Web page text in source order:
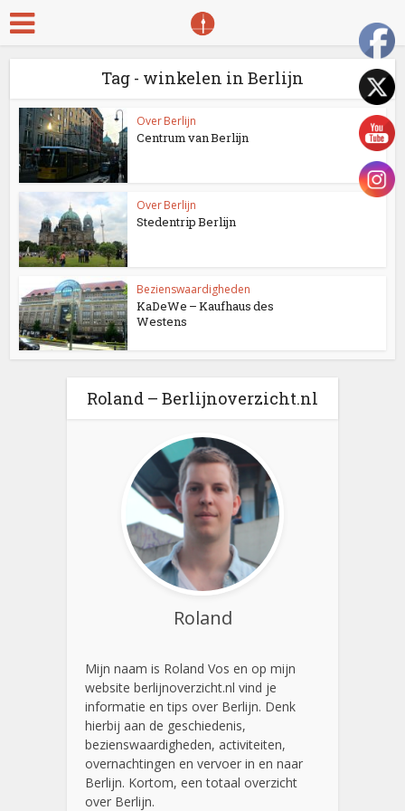
Tag - winkelen in Berlijn
Over Berlijn
Centrum van Berlijn
Over Berlijn
Stedentrip Berlijn
Bezienswaardigheden
KaDeWe – Kaufhaus des
Westens
Roland – Berlijnoverzicht.nl
Roland
Mijn naam is Roland Vos en op mijn
website berlijnoverzicht.nl vind je
informatie en tips over Berlijn. Denk
hierbij aan de geschiedenis,
bezienswaardigheden, activiteiten,
overnachtingen en vervoer in en naar
Berlijn. Kortom, een totaal overzicht
over Berlijn.